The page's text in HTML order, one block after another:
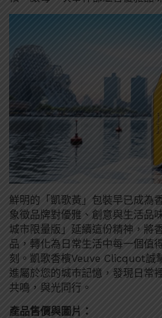
鮮明的「凱歌黃」包裝早已成為
象徵品牌對優雅、創意與生活品
城市限量版」延續這份精神，將
品，轉化為日常生活中每一個值
刻。凱歌香檳Veuve Clicquot誠
進屬於您的城市記憶，發現日
共鳴，與光同行。
產品售價與圖片：